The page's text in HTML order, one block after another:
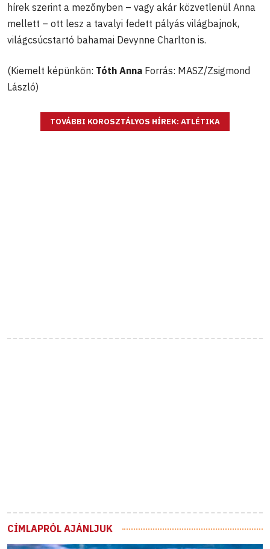
hírek szerint a mezőnyben – vagy akár közvetlenül Anna
mellett – ott lesz a tavalyi fedett pályás világbajnok,
világcsúcstartó bahamai Devynne Charlton is.
(Kiemelt képünkön: Tóth Anna Forrás: MASZ/Zsigmond
László)
TOVÁBBI KOROSZTÁLYOS HÍREK: ATLÉTIKA
CÍMLAPRÓL AJÁNLJUK